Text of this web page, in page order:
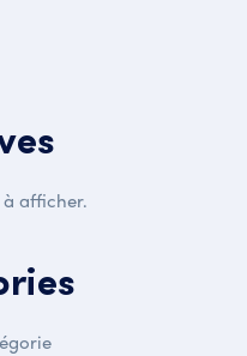
afficher.